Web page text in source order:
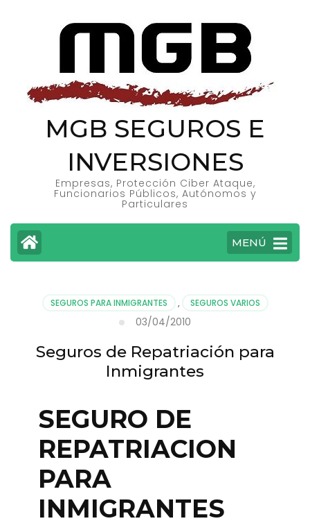
MGB SEGUROS E
INVERSIONES
Empresas, Protección Ciber Ataque,
Funcionarios Públicos, Autónomos y
Particulares
MENÚ
SEGUROS PARA INMIGRANTES , SEGUROS VARIOS
03/04/2010
Seguros de Repatriación para
Inmigrantes
SEGURO DE
REPATRIACION
PARA
INMIGRANTES